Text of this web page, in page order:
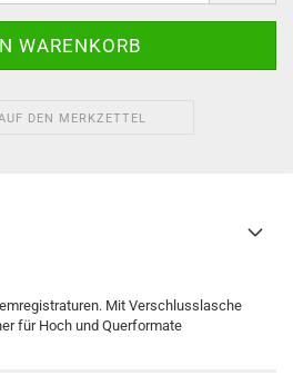
DEN MERKZETTEL
Mit Verschlusslasche
für Hoch und Querformate